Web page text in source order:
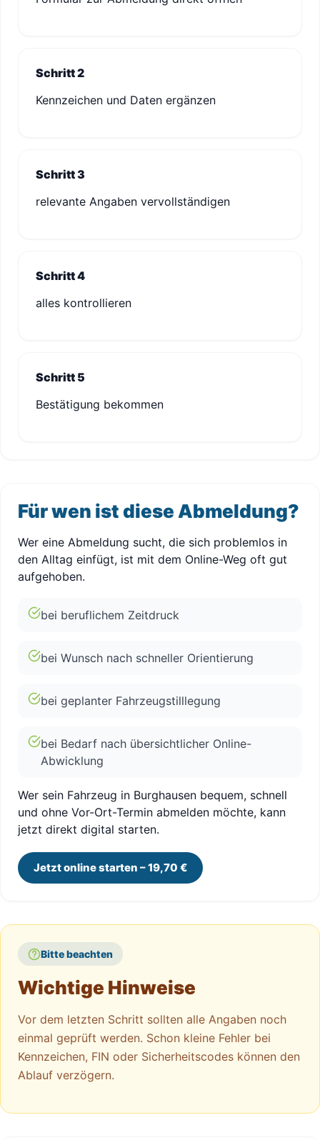
Schritt 2
Kennzeichen und Daten ergänzen
Schritt 3
relevante Angaben vervollständigen
Schritt 4
alles kontrollieren
Schritt 5
Bestätigung bekommen
Für wen ist diese Abmeldung?
Wer eine Abmeldung sucht, die sich problemlos in
den Alltag einfügt, ist mit dem Online-Weg oft gut
aufgehoben.
bei beruflichem Zeitdruck
bei Wunsch nach schneller Orientierung
bei geplanter Fahrzeugstilllegung
bei Bedarf nach übersichtlicher Online-
Abwicklung
Wer sein Fahrzeug in Burghausen bequem, schnell
und ohne Vor-Ort-Termin abmelden möchte, kann
jetzt direkt digital starten.
Jetzt online starten – 19,70 €
Bitte beachten
Wichtige Hinweise
Vor dem letzten Schritt sollten alle Angaben noch
einmal geprüft werden. Schon kleine Fehler bei
Kennzeichen, FIN oder Sicherheitscodes können den
Ablauf verzögern.